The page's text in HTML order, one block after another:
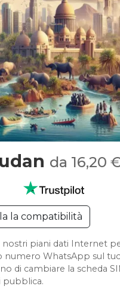
da 16,20
la compatibilità
nostri piani dati Internet
numero WhatsApp sul
di cambiare la scheda
pubblica.